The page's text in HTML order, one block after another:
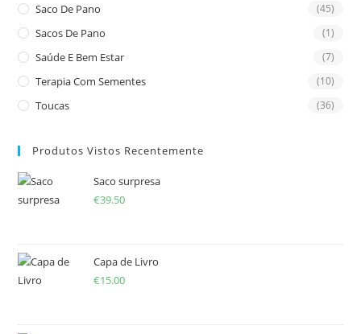
Saco De Pano (45)
Sacos De Pano (1)
Saúde E Bem Estar (7)
Terapia Com Sementes (10)
Toucas (36)
Produtos Vistos Recentemente
Saco surpresa
€39.50
Capa de Livro
€15.00